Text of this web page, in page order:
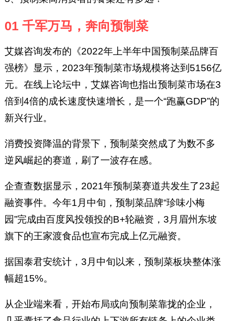
01 千军万马，奔向预制菜
艾媒咨询发布的《2022年上半年中国预制菜品牌百
强榜》显示，2023年预制菜市场规模将达到5156亿
元。在线上论坛中，艾媒咨询也指出预制菜市场在3
倍到4倍的成长速度快速增长，是一个“跑赢GDP”的
新兴行业。
消费投资降温的背景下，预制菜突然成了为数不多
逆风崛起的赛道，刷了一波存在感。
企查查数据显示，2021年预制菜赛道共发生了23起
融资事件。今年1月中旬，预制菜品牌“珍味小梅
园”完成由百度风投领投的B+轮融资，3月眉州东坡
旗下的王家渡食品也宣布完成上亿元融资。
据国泰君安统计，3月中旬以来，预制菜板块整体涨
幅超15%。
从企业端来看，开始布局或向预制菜靠拢的企业，